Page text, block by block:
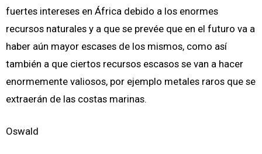
fuertes intereses en África debido a los enormes
recursos naturales y a que se prevée que en el futuro va a
haber aún mayor escases de los mismos, como así
también a que ciertos recursos escasos se van a hacer
enormemente valiosos, por ejemplo metales raros que se
extraerán de las costas marinas.
Oswald